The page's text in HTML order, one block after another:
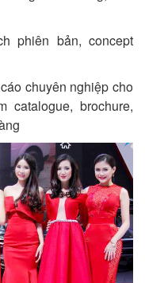
phiên bản, concept
chuyên nghiệp cho
catalogue, brochure,